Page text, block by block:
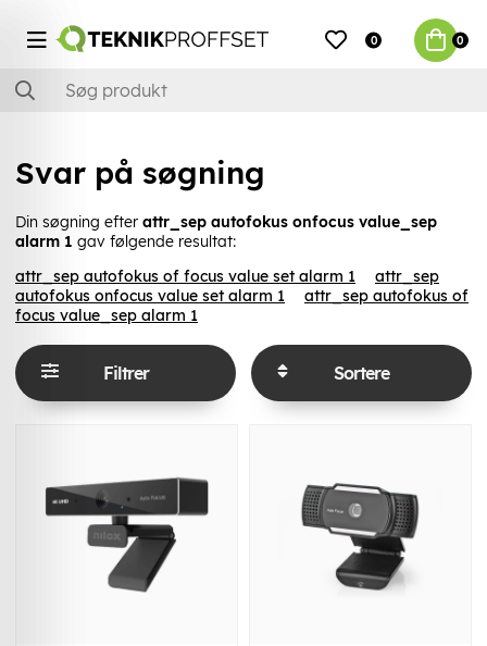
0 0
Svar på søgning
Din søgning efter attr_sep autofokus onfocus value_sep
alarm 1 gav følgende resultat:
attr_sep autofokus of focus value set alarm 1
attr_sep
autofokus onfocus value set alarm 1
attr_sep autofokus of
focus value_sep alarm 1
Filtrer Sortere